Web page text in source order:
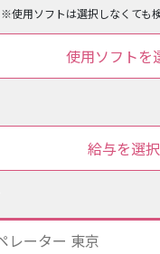
※使用ソフトは選択しなくても
使用ソフトを
給与を選択